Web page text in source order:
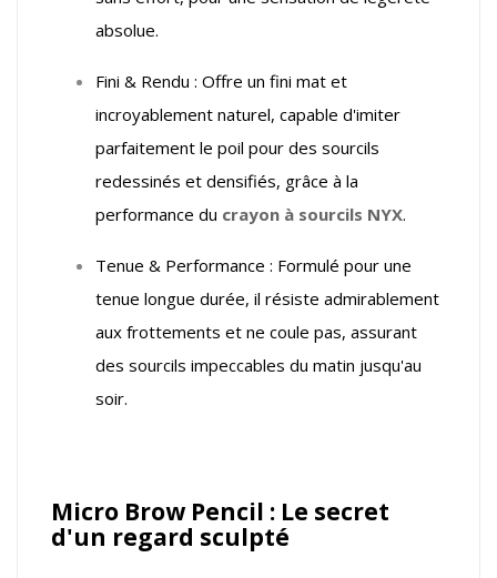
absolue.
Fini & Rendu : Offre un fini mat et
incroyablement naturel, capable d'imiter
parfaitement le poil pour des sourcils
redessinés et densifiés, grâce à la
performance du crayon à sourcils NYX.
Tenue & Performance : Formulé pour une
tenue longue durée, il résiste admirablement
aux frottements et ne coule pas, assurant
des sourcils impeccables du matin jusqu'au
soir.
Micro Brow Pencil : Le secret
d'un regard sculpté